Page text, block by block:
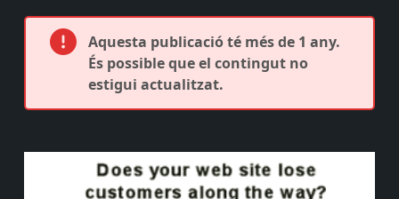
Aquesta publicació té més de 1 any.
És possible que el contingut no
estigui actualitzat.